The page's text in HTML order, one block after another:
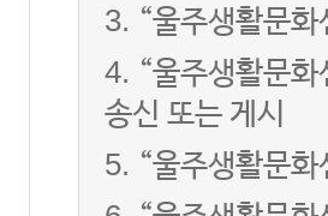
3. “울주생활문
4. “울주생활문
송신 또는 게시
5. “울주생활문